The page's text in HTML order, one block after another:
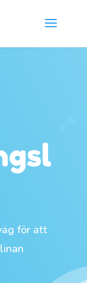
för att